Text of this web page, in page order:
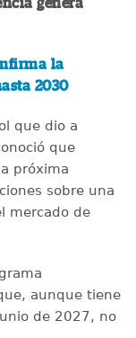
genera
la
2030
que dio a
que
próxima
sobre una
mercado de
aunque tiene
de 2027, no